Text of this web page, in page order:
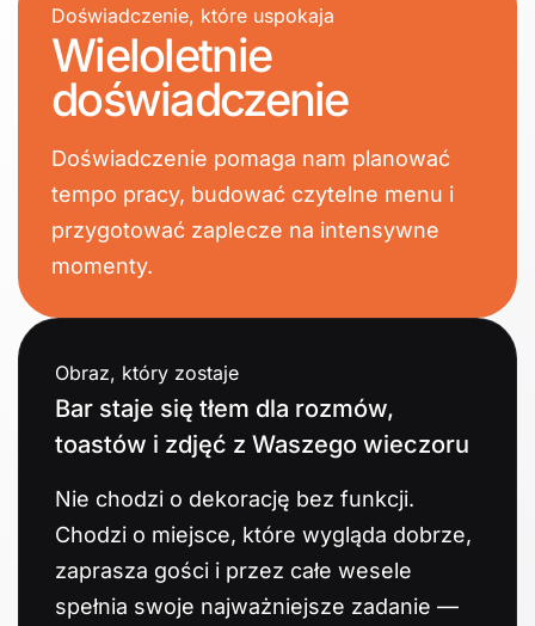
Doświadczenie, które uspokaja
Wieloletnie
doświadczenie
Doświadczenie pomaga nam planować
tempo pracy, budować czytelne menu i
przygotować zaplecze na intensywne
momenty.
Obraz, który zostaje
Bar staje się tłem dla rozmów,
toastów i zdjęć z Waszego wieczoru
Nie chodzi o dekorację bez funkcji.
Chodzi o miejsce, które wygląda dobrze,
zaprasza gości i przez całe wesele
spełnia swoje najważniejsze zadanie —